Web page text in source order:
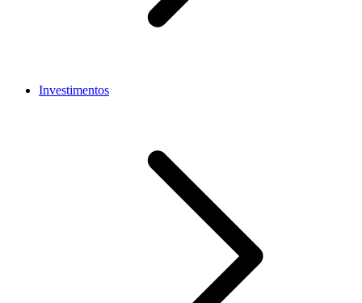
Investimentos